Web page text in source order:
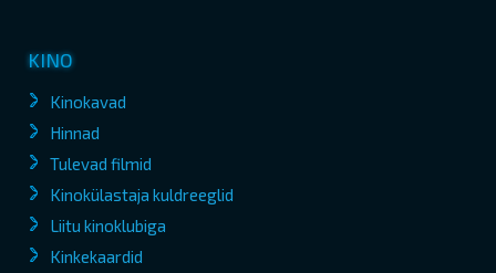
KINO
Kinokavad
Hinnad
Tulevad filmid
Kinokülastaja kuldreeglid
Liitu kinoklubiga
Kinkekaardid